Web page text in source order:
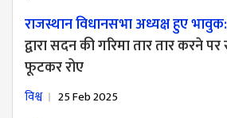
राजस्थान विधानसभा अध्यक्ष हुए भावुक:
द्वारा सदन की गरिमा तार तार करने
फूटकर रोए
विश्व 25 Feb 2025